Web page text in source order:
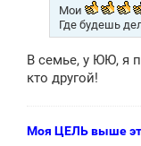
Мои
Где будешь
В семье, у ЮЮ, я
кто другой!
Моя ЦЕЛЬ выше